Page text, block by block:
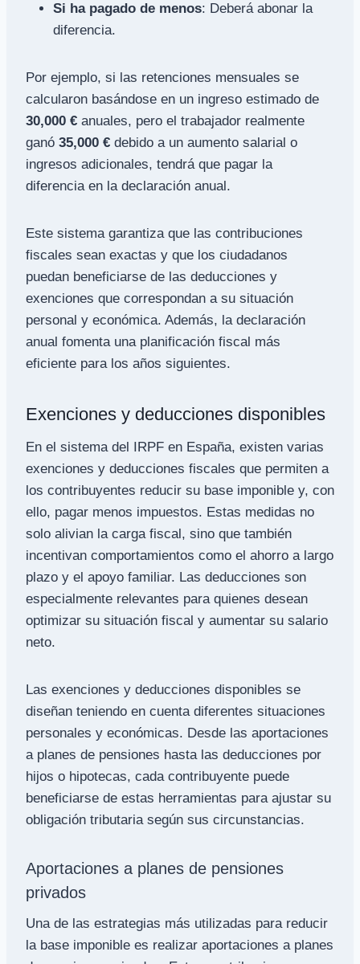
Si ha pagado de menos: Deberá abonar la
diferencia.
Por ejemplo, si las retenciones mensuales se
calcularon basándose en un ingreso estimado de
30,000 € anuales, pero el trabajador realmente
ganó 35,000 € debido a un aumento salarial o
ingresos adicionales, tendrá que pagar la
diferencia en la declaración anual.
Este sistema garantiza que las contribuciones
fiscales sean exactas y que los ciudadanos
puedan beneficiarse de las deducciones y
exenciones que correspondan a su situación
personal y económica. Además, la declaración
anual fomenta una planificación fiscal más
eficiente para los años siguientes.
Exenciones y deducciones disponibles
En el sistema del IRPF en España, existen varias
exenciones y deducciones fiscales que permiten a
los contribuyentes reducir su base imponible y, con
ello, pagar menos impuestos. Estas medidas no
solo alivian la carga fiscal, sino que también
incentivan comportamientos como el ahorro a largo
plazo y el apoyo familiar. Las deducciones son
especialmente relevantes para quienes desean
optimizar su situación fiscal y aumentar su salario
neto.
Las exenciones y deducciones disponibles se
diseñan teniendo en cuenta diferentes situaciones
personales y económicas. Desde las aportaciones
a planes de pensiones hasta las deducciones por
hijos o hipotecas, cada contribuyente puede
beneficiarse de estas herramientas para ajustar su
obligación tributaria según sus circunstancias.
Aportaciones a planes de pensiones
privados
Una de las estrategias más utilizadas para reducir
la base imponible es realizar aportaciones a planes